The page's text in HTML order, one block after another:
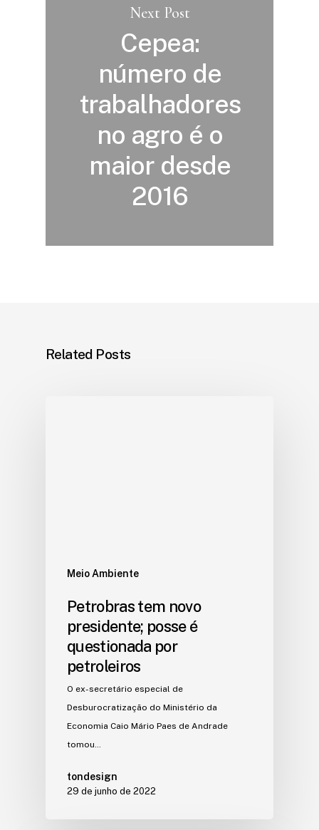
Next Post
Cepea:
número de
trabalhadores
no agro é o
maior desde
2016
Related Posts
Meio Ambiente
Petrobras tem novo
presidente; posse é
questionada por
petroleiros
O ex-secretário especial de
Desburocratização do Ministério da
Economia Caio Mário Paes de Andrade
tomou…
tondesign
29 de junho de 2022